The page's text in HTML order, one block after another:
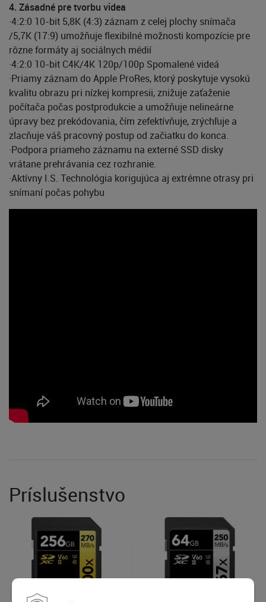
4. Zásadné pre tvorbu videa
·4:2:0 10-bit 5,8K (4:3) záznam z celej plochy snímača
/5,7K (17:9) umožňuje flexibilné možnosti kompozície pre
rôzne formáty aj sociálnych médií
·4:2:0 10-bit C4K/4K 120p/100p Spomalené videá
·Priamy záznam do Apple ProRes, ktorý poskytuje vysokú
kvalitu obrazu pri nízkej kompresii, znižuje zaťaženie
počítača počas postprodukcie a umožňuje nelineárne
úpravy bez prekódovania, čím zefektívňuje, zrýchľuje a
zlacňuje váš pracovný postup od začiatku do konca.
·Podpora priameho záznamu na externé SSD disky
vrátane prehrávania cez rozhranie.
·Aktívny I.S. Technológia korigujúca aj extrémne otrasy pri
snímaní počas pohybu
Príslušenstvo